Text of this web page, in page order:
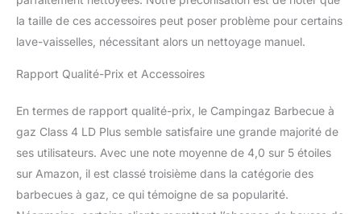
la taille de ces accessoires peut poser problème pour certains
lave-vaisselles, nécessitant alors un nettoyage manuel.
Rapport Qualité-Prix et Accessoires
En termes de rapport qualité-prix, le Campingaz Barbecue à
gaz Class 4 LD Plus semble satisfaire une grande majorité de
ses utilisateurs. Avec une note moyenne de 4,0 sur 5 étoiles
sur Amazon, il est classé troisième dans la catégorie des
barbecues à gaz, ce qui témoigne de sa popularité.